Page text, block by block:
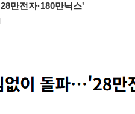
만전자·180만닉스'